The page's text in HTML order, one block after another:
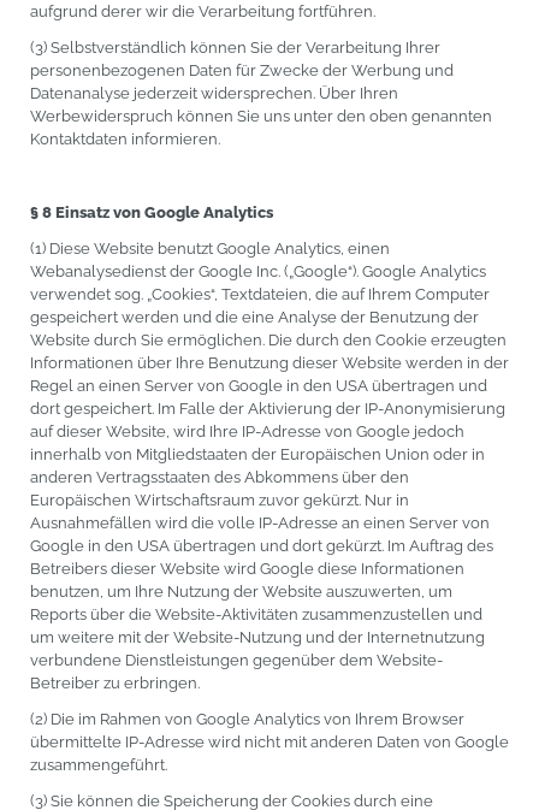
aufgrund derer wir die Verarbeitung fortführen.
(3) Selbstverständlich können Sie der Verarbeitung Ihrer
personenbezogenen Daten für Zwecke der Werbung und
Datenanalyse jederzeit widersprechen. Über Ihren
Werbewiderspruch können Sie uns unter den oben genannten
Kontaktdaten informieren.
§ 8 Einsatz von Google Analytics
(1) Diese Website benutzt Google Analytics, einen
Webanalysedienst der Google Inc. („Google“). Google Analytics
verwendet sog. „Cookies“, Textdateien, die auf Ihrem Computer
gespeichert werden und die eine Analyse der Benutzung der
Website durch Sie ermöglichen. Die durch den Cookie erzeugten
Informationen über Ihre Benutzung dieser Website werden in der
Regel an einen Server von Google in den USA übertragen und
dort gespeichert. Im Falle der Aktivierung der IP-Anonymisierung
auf dieser Website, wird Ihre IP-Adresse von Google jedoch
innerhalb von Mitgliedstaaten der Europäischen Union oder in
anderen Vertragsstaaten des Abkommens über den
Europäischen Wirtschaftsraum zuvor gekürzt. Nur in
Ausnahmefällen wird die volle IP-Adresse an einen Server von
Google in den USA übertragen und dort gekürzt. Im Auftrag des
Betreibers dieser Website wird Google diese Informationen
benutzen, um Ihre Nutzung der Website auszuwerten, um
Reports über die Website-Aktivitäten zusammenzustellen und
um weitere mit der Website-Nutzung und der Internetnutzung
verbundene Dienstleistungen gegenüber dem Website-
Betreiber zu erbringen.
(2) Die im Rahmen von Google Analytics von Ihrem Browser
übermittelte IP-Adresse wird nicht mit anderen Daten von Google
zusammengeführt.
(3) Sie können die Speicherung der Cookies durch eine